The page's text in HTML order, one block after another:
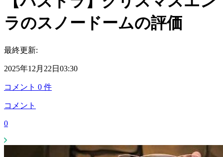
ラのスノードームの評価
最終更新:
2025年12月22日03:30
コメント 0 件
コメント
0